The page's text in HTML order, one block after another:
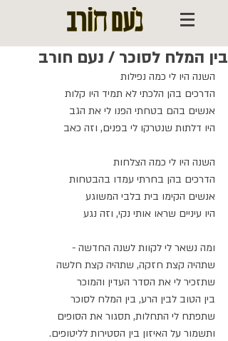
בין המלח לסוכר / נעם חורב
השנה היו לי כמה נפילות
הדרכים בהן הלכתי לא תמיד היו קלות
אנשים בהם בטחתי הפנו לי את הגב
היו דלתות שנטרקו לי בפנים, וזה כאב
השנה היו לי כמה הצלחות
הדרכים בהן בחרתי עמדו בהבטחות
אנשים הקימו בית בלבי המשוגע
היו עיניים שראו אותי נקי, וזה נגע
ומה נשאר לי לקוות לשנה החדשה -
שתהיה קצת חזקה, שתהיה קצת חלשה
שתזכיר לי את הסדר העדין והמוכר
בין הטוב לבין הרע, בין המלח לסוכר
שתפתח לי התחלות, תסגור את הסופים
ותשמור על האיזון בין הסטירות לליטופים.